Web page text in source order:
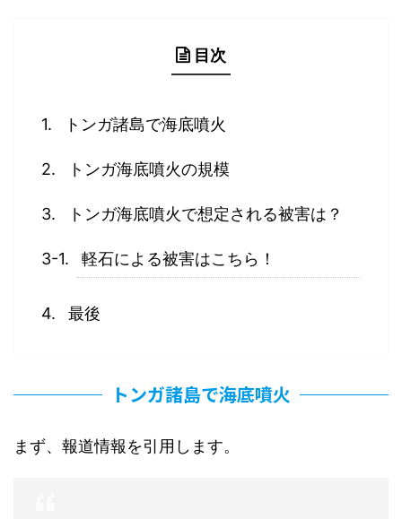
目次
トンガ諸島で海底噴火
トンガ海底噴火の規模
トンガ海底噴火で想定される被害は？
軽石による被害はこちら！
最後
トンガ諸島で海底噴火
まず、報道情報を引用します。